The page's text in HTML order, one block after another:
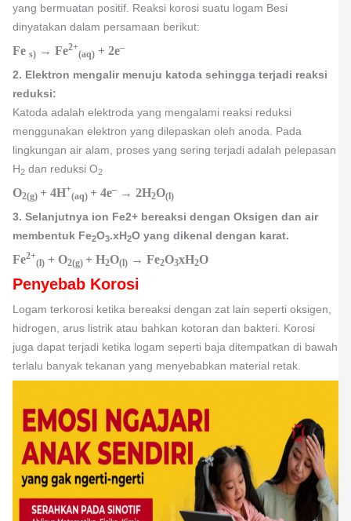
yang bermuatan positif. Reaksi korosi suatu logam Besi
dinyatakan dalam persamaan berikut:
Fe s) → Fe2+
(aq) + 2e–
2. Elektron mengalir menuju katoda sehingga terjadi reaksi
reduksi:
Katoda adalah elektroda yang mengalami reaksi reduksi
menggunakan elektron yang dilepaskan oleh anoda. Pada
lingkungan air alam, proses yang sering terjadi adalah pelepasan
H2 dan reduksi O2
O2(g) + 4H+
(aq) + 4e– → 2H2O(l)
3. Selanjutnya ion Fe2+ bereaksi dengan Oksigen dan air
membentuk Fe2O3.xH2O yang dikenal dengan karat.
Fe2+
(l) + O2(g) + H2O(l) → Fe2O3xH2O
Penyebab Korosi
Logam terkorosi ketika bereaksi dengan zat lain seperti oksigen,
hidrogen, arus listrik atau bahkan kotoran dan bakteri. Korosi
juga dapat terjadi ketika logam seperti baja ditempatkan di bawah
terlalu banyak tekanan yang menyebabkan material retak.